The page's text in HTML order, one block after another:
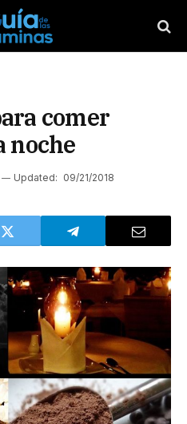
comer
noche
Updated: 09/21/2018